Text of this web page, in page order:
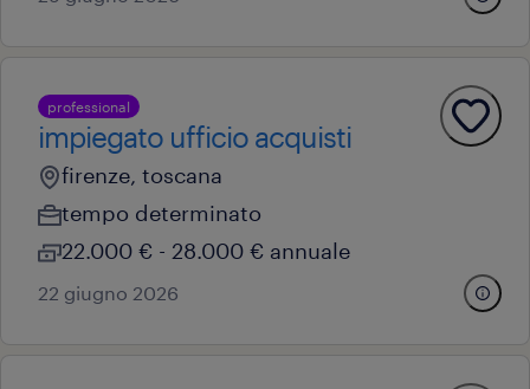
professional
impiegato ufficio acquisti
firenze, toscana
tempo determinato
22.000 € - 28.000 € annuale
22 giugno 2026